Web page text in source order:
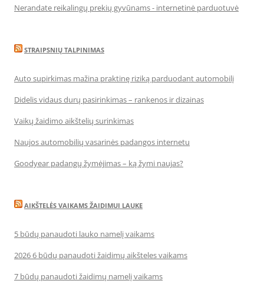
Nerandate reikalingų prekių gyvūnams - internetinė parduotuvė
STRAIPSNIŲ TALPINIMAS
Auto supirkimas mažina praktinę riziką parduodant automobilį
Didelis vidaus durų pasirinkimas – rankenos ir dizainas
Vaikų žaidimo aikštelių surinkimas
Naujos automobilių vasarinės padangos internetu
Goodyear padangų žymėjimas – ką žymi naujas?
AIKŠTELĖS VAIKAMS ŽAIDIMUI LAUKE
5 būdų panaudoti lauko namelį vaikams
2026 6 būdų panaudoti žaidimų aikšteles vaikams
7 būdų panaudoti žaidimų namelį vaikams